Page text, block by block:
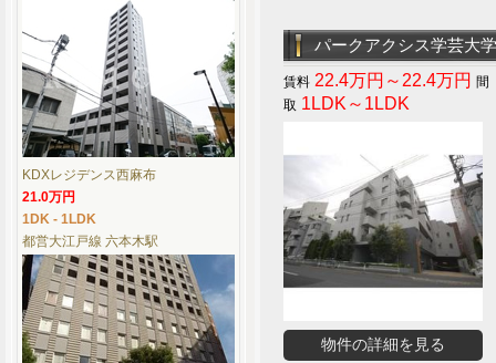
パークアクシス学芸大学
22.4万円～22.4万円
1LDK～1LDK
物件の詳細を見る
KDXレジデンス西麻布
21.0万円
1DK - 1LDK
都営大江戸線 六本木駅